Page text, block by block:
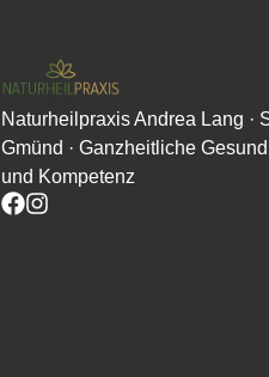
Naturheilpraxis Andrea Lang ·
Gmünd · Ganzheitliche
und Kompetenz